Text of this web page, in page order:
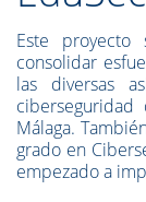
Este
consolidar
las diversas
Málaga.
grado en
empezado a